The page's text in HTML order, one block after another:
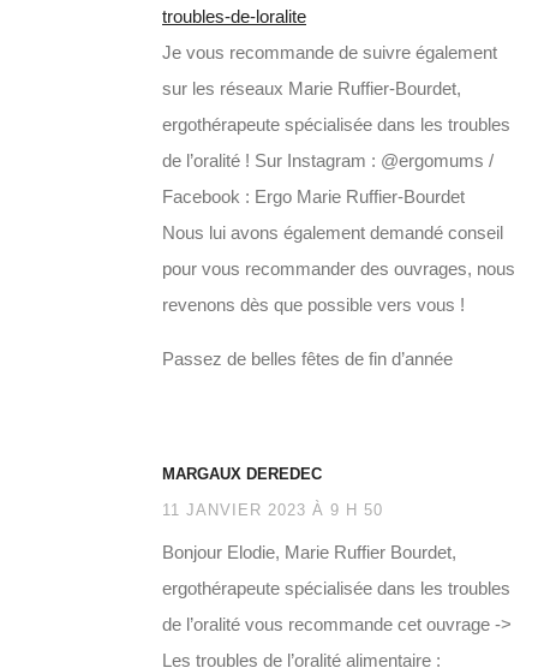
troubles-de-loralite
Je vous recommande de suivre également
sur les réseaux Marie Ruffier-Bourdet,
ergothérapeute spécialisée dans les troubles
de l’oralité ! Sur Instagram : @ergomums /
Facebook : Ergo Marie Ruffier-Bourdet
Nous lui avons également demandé conseil
pour vous recommander des ouvrages, nous
revenons dès que possible vers vous !
Passez de belles fêtes de fin d’année
MARGAUX DEREDEC
11 JANVIER 2023 À 9 H 50
Bonjour Elodie, Marie Ruffier Bourdet,
ergothérapeute spécialisée dans les troubles
de l’oralité vous recommande cet ouvrage ->
Les troubles de l’oralité alimentaire :